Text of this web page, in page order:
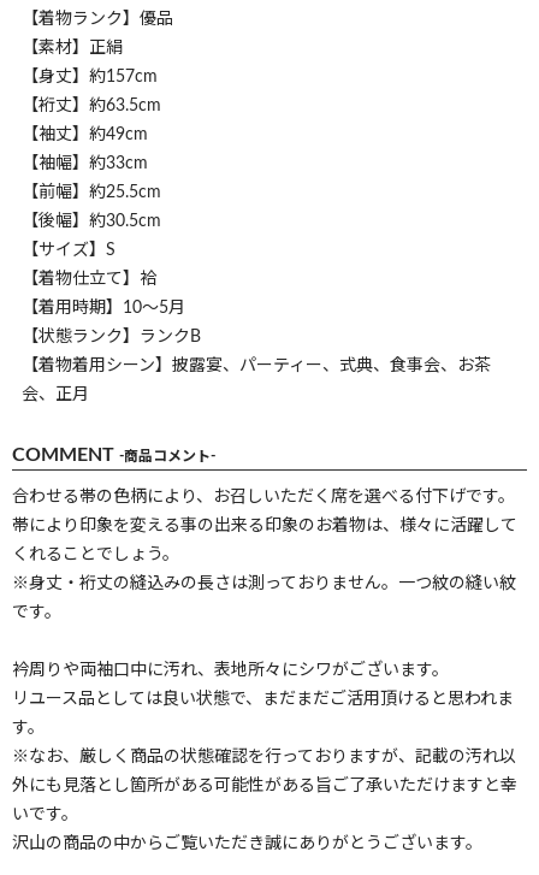
【着物ランク】優品
【素材】正絹
【身丈】約157cm
【裄丈】約63.5cm
【袖丈】約49cm
【袖幅】約33cm
【前幅】約25.5cm
【後幅】約30.5cm
【サイズ】S
【着物仕立て】袷
【着用時期】10～5月
【状態ランク】ランクB
【着物着用シーン】披露宴、パーティー、式典、食事会、お茶
会、正月
COMMENT -商品コメント-
合わせる帯の色柄により、お召しいただく席を選べる付下げです。
帯により印象を変える事の出来る印象のお着物は、様々に活躍して
くれることでしょう。
※身丈・裄丈の縫込みの長さは測っておりません。一つ紋の縫い紋
です。
衿周りや両袖口中に汚れ、表地所々にシワがございます。
リユース品としては良い状態で、まだまだご活用頂けると思われま
す。
※なお、厳しく商品の状態確認を行っておりますが、記載の汚れ以
外にも見落とし箇所がある可能性がある旨ご了承いただけますと幸
いです。
沢山の商品の中からご覧いただき誠にありがとうございます。